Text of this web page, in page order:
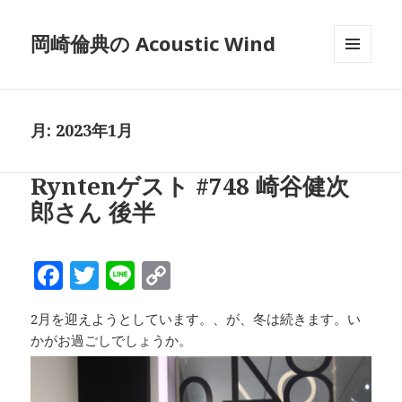
岡崎倫典の Acoustic Wind
月: 2023年1月
Ryntenゲスト #748 崎谷健次
郎さん 後半
F
a
c
e
b
T
w
it
te
Li
n
e
o
p
y
Li
2月を迎えようとしています。、が、冬は続きます。い
かがお過ごしでしょうか。